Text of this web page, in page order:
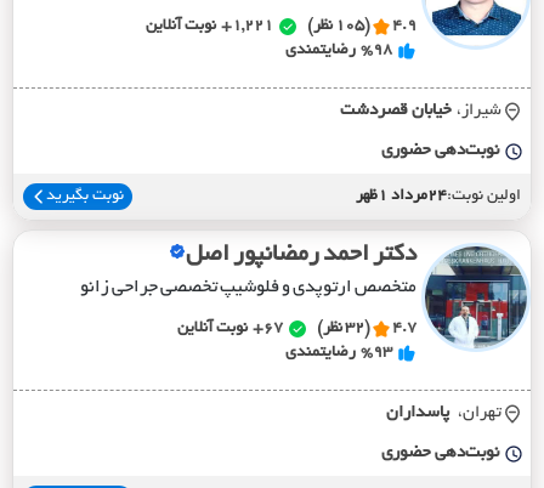
4.9 (105 نظر) 1,221+
نوبت آنلاین
%98 رضایتمندی
شیراز، خيابان قصردشت
نوبت‌دهی حضوری
اولین نوبت:24مرداد 1ظهر نوبت بگیرید
دکتر احمد رمضانپور اصل
متخصص ارتوپدی و فلوشیپ تخصصی جراحی زانو
4.7 (32 نظر) 67+
نوبت آنلاین
%93 رضایتمندی
تهران، پاسداران
نوبت‌دهی حضوری